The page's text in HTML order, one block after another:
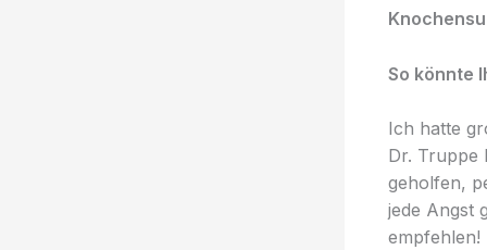
So könnte
Ich hatte
Dr. Truppe
geholfen,
jede Angst
empfehlen!